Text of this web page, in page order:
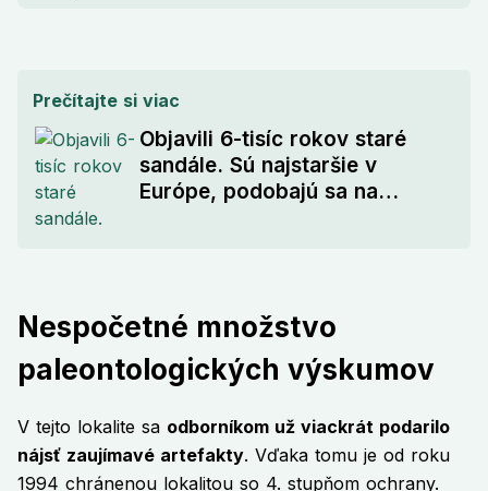
Prečítajte si viac
Objavili 6-tisíc rokov staré
sandále. Sú najstaršie v
Európe, podobajú sa na
Nespočetné množstvo
paleontologických výskumov
V tejto lokalite sa odborníkom už viackrát podarilo
nájsť zaujímavé artefakty. Vďaka tomu je od roku
1994 chránenou lokalitou so 4. stupňom ochrany.